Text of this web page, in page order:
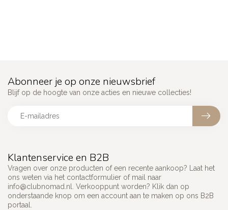
Klantenservice en B2B
Vragen over onze producten of een recente aankoop? Laat het
ons weten via het contactformulier of mail naar
info@clubnomad.nl
. Verkooppunt worden? Klik dan op
onderstaande knop om een account aan te maken op ons B2B
portaal.
Abonneer je op onze nieuwsbrief
Blijf op de hoogte van onze acties en nieuwe collecties!